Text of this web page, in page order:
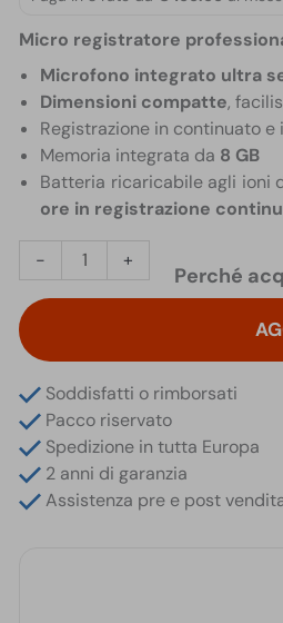
Micro registratore
Microfono integrato ultra
Dimensioni compatte,
Registrazione in continuato e
Memoria integrata da 8 GB
Batteria ricaricabile agli ioni
ore in registrazione
-
Registratore
8
GB
125
Giorni
in
Stand-
by
75
+
Perché
Soddisfatti o rimborsati
Pacco riservato
Spedizione in tutta Europa
2 anni di garanzia
Assistenza pre e post